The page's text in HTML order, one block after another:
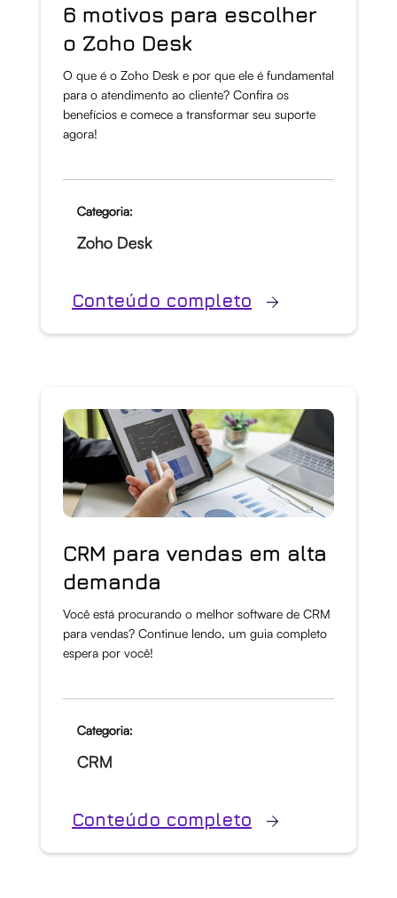
6 motivos para escolher
o Zoho Desk
O que é o Zoho Desk e por que ele é fundamental
para o atendimento ao cliente? Confira os
benefícios e comece a transformar seu suporte
agora!
Categoria:
Zoho Desk
Conteúdo completo
CRM para vendas em alta
demanda
Você está procurando o melhor software de CRM
para vendas? Continue lendo, um guia completo
espera por você!
Categoria:
CRM
Conteúdo completo